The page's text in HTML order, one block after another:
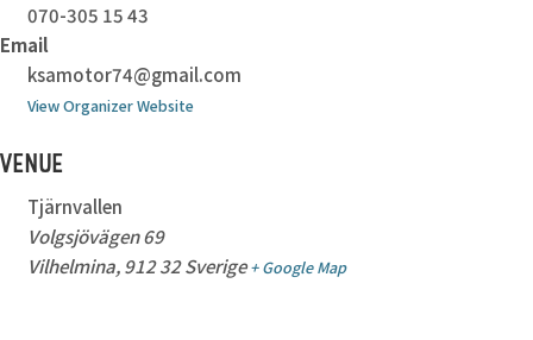
070-305 15 43
Email
ksamotor74@gmail.com
View Organizer Website
VENUE
Tjärnvallen
Volgsjövägen 69
Vilhelmina, 912 32 Sverige + Google Map